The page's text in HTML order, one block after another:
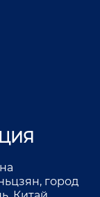
город